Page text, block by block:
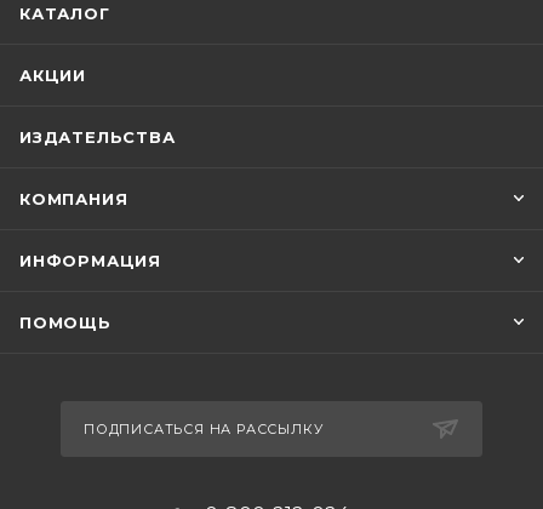
КАТАЛОГ
АКЦИИ
ИЗДАТЕЛЬСТВА
КОМПАНИЯ
ИНФОРМАЦИЯ
ПОМОЩЬ
ПОДПИСАТЬСЯ НА РАССЫЛКУ